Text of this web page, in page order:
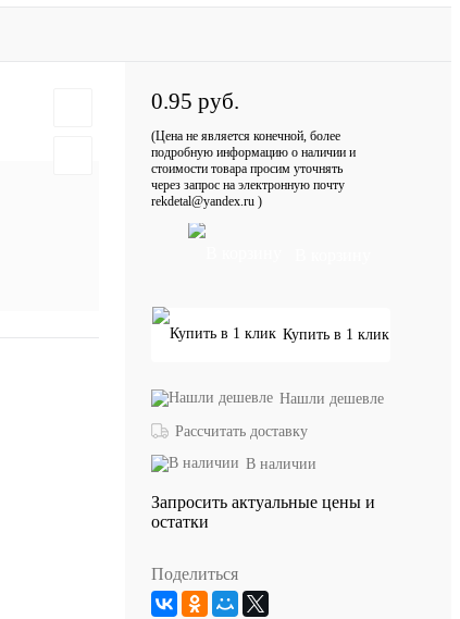
0.95 руб.
(Цена не является конечной, более
подробную информацию о наличии и
стоимости товара просим уточнять
через запрос на электронную почту
rekdetal@yandex.ru )
Купить в 1 клик
Нашли дешевле
Рассчитать доставку
В наличии
Запросить актуальные цены и
остатки
Поделиться